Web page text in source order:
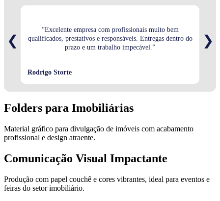
❮
“Excelente empresa com profissionais muito bem
qualificados, prestativos e responsáveis. Entregas dentro do
prazo e um trabalho impecável.”
Rodrigo Storte
❯
Folders para Imobiliárias
Material gráfico para divulgação de imóveis com acabamento
profissional e design atraente.
Comunicação Visual Impactante
Produção com papel couchê e cores vibrantes, ideal para eventos e
feiras do setor imobiliário.